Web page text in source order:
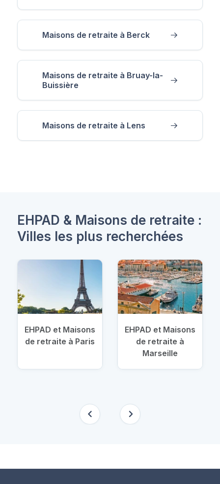
Maisons de retraite à Berck
Maisons de retraite à Bruay-la-
Buissière
Maisons de retraite à Lens
EHPAD & Maisons de retraite :
Villes les plus recherchées
EHPAD et Maisons
de retraite à Paris
EHPAD et Maisons
de retraite à
Marseille